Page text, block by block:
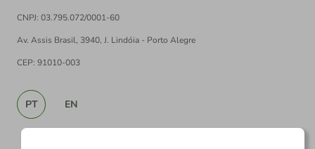
CNPJ: 03.795.072/0001-60
Av. Assis Brasil, 3940, J. Lindóia - Porto Alegre
CEP: 91010-003
PT EN